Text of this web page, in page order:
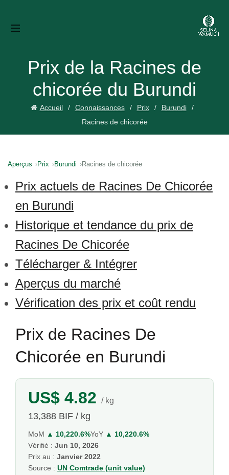
Prix de la Racines de
chicorée du Burundi
Accueil Connaissances Prix
Burundi
Racines de chicorée
Aperçus Prix Burundi Racines de chicorée
Prix actuels de Racines De Chicorée
en Burundi
Historique et tendance du prix de
Racines De Chicorée
Télécharger & Intégrer
Aperçus du marché
Vérification des prix et coût rendu
Prix de Racines De
Chicorée en Burundi
US$ 4.82 / kg
13,388 BIF / kg
MoM ▲ 10,220.6%YoY ▲ 10,220.6%
Vérifié : Jun 10, 2026
Prix au : Janvier 2022
Source : UN Comtrade (unit value)